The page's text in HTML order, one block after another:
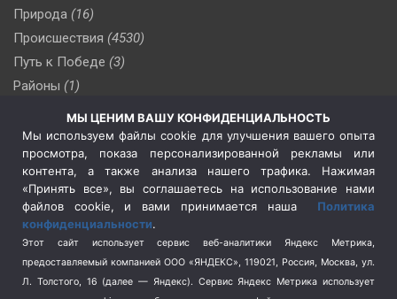
Природа (16)
Происшествия (4530)
Путь к Победе (3)
Районы (1)
(510)
Сельское хозяйство (3)
Социальная политика
(3)
Спецоперация в Украине
Спецоперация на Украине
(404)
Спорт (740)
Терроризм (1)
МЫ ЦЕНИМ ВАШУ КОНФИДЕНЦИАЛЬНОСТЬ
Мы используем файлы cookie для улучшения вашего опыта
просмотра, показа персонализированной рекламы или
контента, а также анализа нашего трафика. Нажимая
«Принять все», вы соглашаетесь на использование нами
файлов cookie, и вами принимается наша Политика
конфиденциальности.
Этот сайт использует сервис веб-аналитики Яндекс Метрика,
предоставляемый компанией ООО «ЯНДЕКС», 119021, Россия, Москва, ул.
Л. Толстого, 16 (далее — Яндекс). Сервис Яндекс Метрика использует